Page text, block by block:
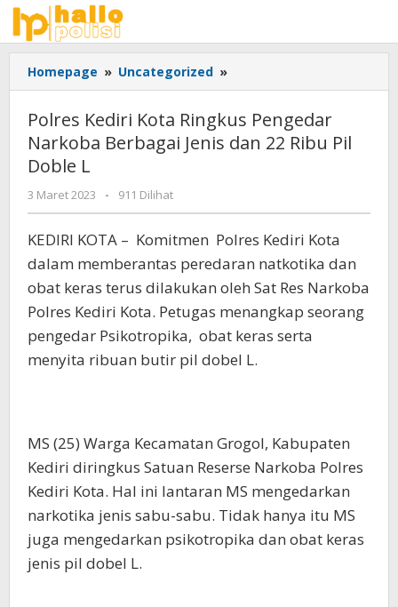
Lewati
konten
Homepage » Uncategorized »
Kediri
Ringkus
Pengedar
dan
22
Ribu
Doble
L
Polres Kediri Kota Ringkus Pengedar
Narkoba Berbagai Jenis dan 22 Ribu Pil
Doble L
3 Maret 2023
oleh
Adhis
- 911 Dilihat
KEDIRI KOTA – Komitmen Polres Kediri Kota
dalam memberantas peredaran natkotika dan
obat keras terus dilakukan oleh Sat Res Narkoba
Polres Kediri Kota. Petugas menangkap seorang
pengedar Psikotropika, obat keras serta
menyita ribuan butir pil dobel L.
MS (25) Warga Kecamatan Grogol, Kabupaten
Kediri diringkus Satuan Reserse Narkoba Polres
Kediri Kota. Hal ini lantaran MS mengedarkan
narkotika jenis sabu-sabu. Tidak hanya itu MS
juga mengedarkan psikotropika dan obat keras
jenis pil dobel L.